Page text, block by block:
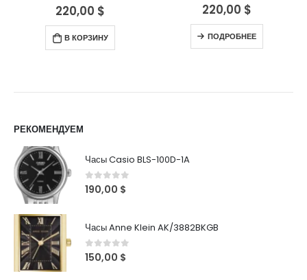
0out of 5
220,00 $
В КОРЗИНУ
0out of 5
220,00 $
ПОДРОБНЕЕ
РЕКОМЕНДУЕМ
Часы Casio BLS-100D-1A
0out of 5
190,00 $
Часы Anne Klein AK/3882BKGB
0out of 5
150,00 $